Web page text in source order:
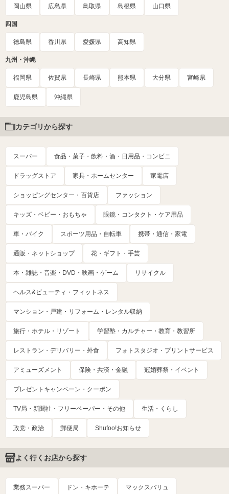
岡山県 広島県 鳥取県 島根県 山口県
四国
徳島県 香川県 愛媛県 高知県
九州・沖縄
福岡県 佐賀県 長崎県 熊本県 大分県 宮崎県
鹿児島県 沖縄県
カテゴリから探す
スーパー 食品・菓子・飲料・酒・日用品・コンビニ
ドラッグストア 家具・ホームセンター 家電店
ショッピングセンター・百貨店 ファッション
キッズ・ベビー・おもちゃ 眼鏡・コンタクト・ケア用品
車・バイク スポーツ用品・自転車 携帯・通信・家電
通販・ネットショップ 花・ギフト・手芸
本・雑誌・音楽・DVD・映画・ゲーム リサイクル
ヘルス&ビューティ・フィットネス
マンション・戸建・リフォーム・レンタル収納
旅行・ホテル・リゾート 学習塾・カルチャー・教育・教習所
レストラン・デリバリー・外食 フォトスタジオ・プリントサービス
アミューズメント 保険・共済・金融 冠婚葬祭・イベント
プレゼントキャンペーン・クーポン
TV局・新聞社・フリーペーパー・その他 生活・くらし
政党・政治 郵便局 Shufoo!お知らせ
よく行くお店から探す
業務スーパー ドン・キホーテ マックスバリュ